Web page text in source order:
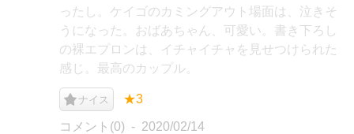
ったし。ケイゴのカミングアウト場面は、泣きそ
うになった。おばあちゃん、可愛い。書き下ろし
の裸エプロンは、イチャイチャを見せつけられた
感じ。最高のカップル。
ナイス ★3
コメント(0) 2020/02/14